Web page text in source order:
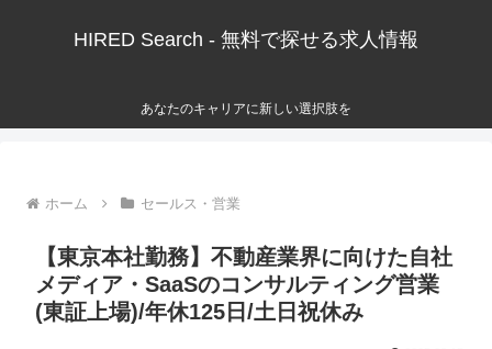
HIRED Search - 無料で探せる求人情報
あなたのキャリアに新しい選択肢を
ホーム セールス・営業
【東京本社勤務】不動産業界に向けた自社
メディア・SaaSのコンサルティング営業
(東証上場)/年休125日/土日祝休み